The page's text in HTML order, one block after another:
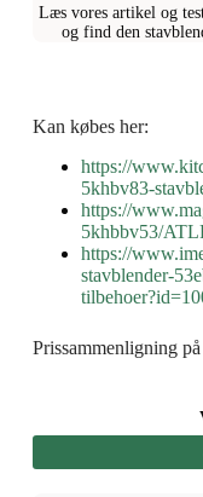
Læs vores artikel og
og find den
Kan købes her:
https://
5khbv83-
https://
5khbbv53/
https://
stavblender-
Prissammenligning